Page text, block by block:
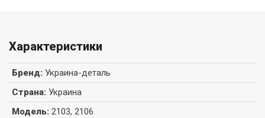
Характеристики
Бренд: Украина-деталь
Страна: Украина
Модель: 2103, 2106